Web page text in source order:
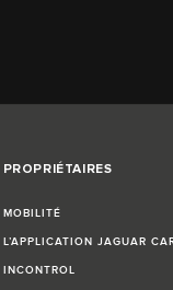
PROPRIÉTAIRES
MOBILITÉ
L’APPLICATION JAGUAR
INCONTROL